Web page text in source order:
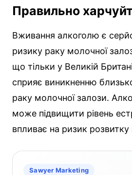
Правильно
Вживання алкоголю є
ризику раку молочної
що тільки у Великій
сприяє виникненню
раку молочної залози.
може підвищити рівень
впливає на ризик розвитку
Sawyer Marketing